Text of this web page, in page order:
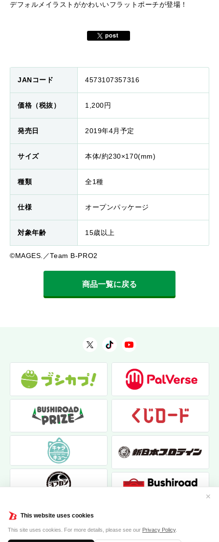
This website uses cookies
This site uses cookies. For more details, please see our Privacy Policy.
✕
デフォルメイラストがかわいいフラットポーチが登場！
JANコード 4573107357316
価格（税抜） 1,200円
発売日 2019年4月予定
サイズ 本体/約230×170(mm)
種類 全1種
仕様 オープンパッケージ
対象年齢 15歳以上
©MAGES.／Team B-PRO2
商品一覧に戻る